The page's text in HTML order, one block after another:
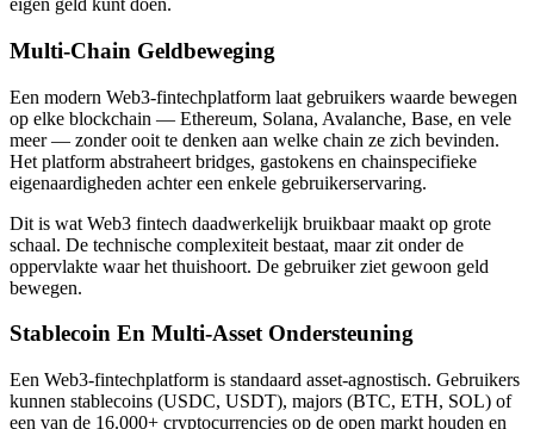
eigen geld kunt doen.
Multi-Chain Geldbeweging
Een modern Web3-fintechplatform laat gebruikers waarde bewegen
op elke blockchain — Ethereum, Solana, Avalanche, Base, en vele
meer — zonder ooit te denken aan welke chain ze zich bevinden.
Het platform abstraheert bridges, gastokens en chainspecifieke
eigenaardigheden achter een enkele gebruikerservaring.
Dit is wat Web3 fintech daadwerkelijk bruikbaar maakt op grote
schaal. De technische complexiteit bestaat, maar zit onder de
oppervlakte waar het thuishoort. De gebruiker ziet gewoon geld
bewegen.
Stablecoin En Multi-Asset Ondersteuning
Een Web3-fintechplatform is standaard asset-agnostisch. Gebruikers
kunnen stablecoins (USDC, USDT), majors (BTC, ETH, SOL) of
een van de 16.000+ cryptocurrencies op de open markt houden en